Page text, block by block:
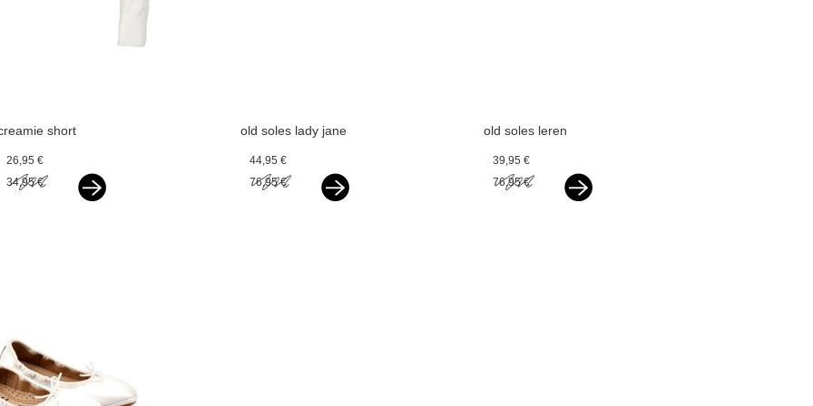
short
26,95 €
34,95 €
old soles lady jane
44,95 €
76,95 €
old soles leren
paarlemoer wit
39,95 €
76,95 €